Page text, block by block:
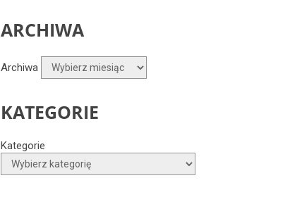
ARCHIWA
Archiwa
KATEGORIE
Kategorie